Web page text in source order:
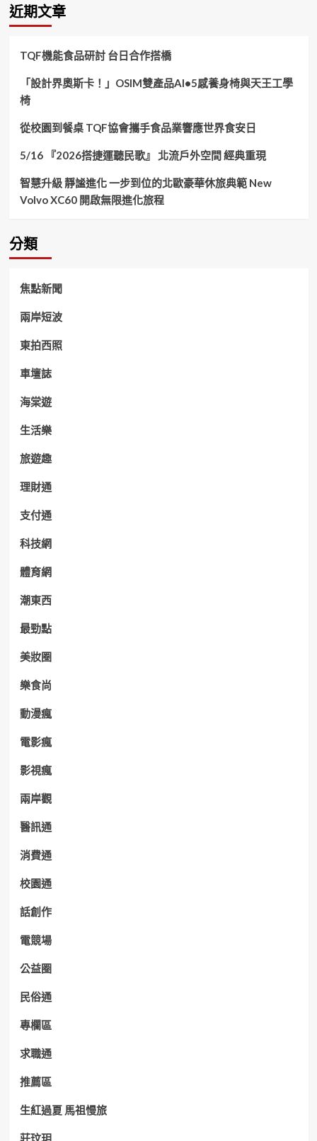
鍵
字:
近期文章
TQF機能食品研討 台日合作搭橋
「設計界奧斯卡！」OSIM雙產品AI•5感養身椅與天王工學
椅
從校園到餐桌 TQF協會攜手食品業響應世界食安日
5/16 『2026搭捷運聽民歌』 北流戶外空間 經典重現
智慧升級 靜謐進化 一步到位的北歐豪華休旅典範 New
Volvo XC60 開啟無限進化旅程
分類
焦點新聞
兩岸短波
東拍西照
車壇誌
海棠遊
生活樂
旅遊趣
理財通
支付通
科技網
體育網
潮東西
最勁點
美妝圈
樂食尚
動漫瘋
電影瘋
影視瘋
兩岸觀
醫訊通
消費通
校園通
話創作
電競場
公益圈
民俗通
專欄區
求職通
推薦區
生紅過夏 馬祖慢旅
莊玟玥